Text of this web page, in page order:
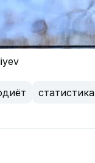
статистика